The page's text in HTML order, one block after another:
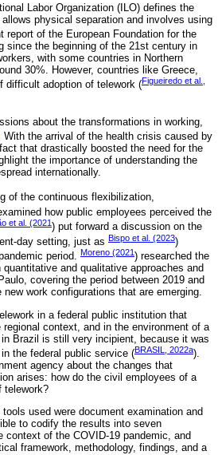
Labor Organization (ILO) defines the
physical separation and involves using
report of the European Foundation for the
since the beginning of the 21st century in
with some countries in Northern
30%. However, countries like Greece,
difficult adoption of telework (Figueiredo et al.,
about the transformations in working,
With the arrival of the health crisis caused by
that drastically boosted the need for the
the importance of understanding the
internationally.
of the continuous flexibilization,
how public employees perceived the
et al. (2021 ) put forward a discussion on the
day setting, just as Bispo et al. (2023)
period. Moreno (2021) researched the
and qualitative approaches and
covering the period between 2019 and
work configurations that are emerging.
in a federal public institution that
context, and in the environment of a
Brazil is still very incipient, because it was
the federal public service (BRASIL, 2022a).
agency about the changes that
arises: how do the civil employees of a
telework?
used were document examination and
to codify the results into seven
of the COVID-19 pandemic, and
framework, methodology, findings, and a